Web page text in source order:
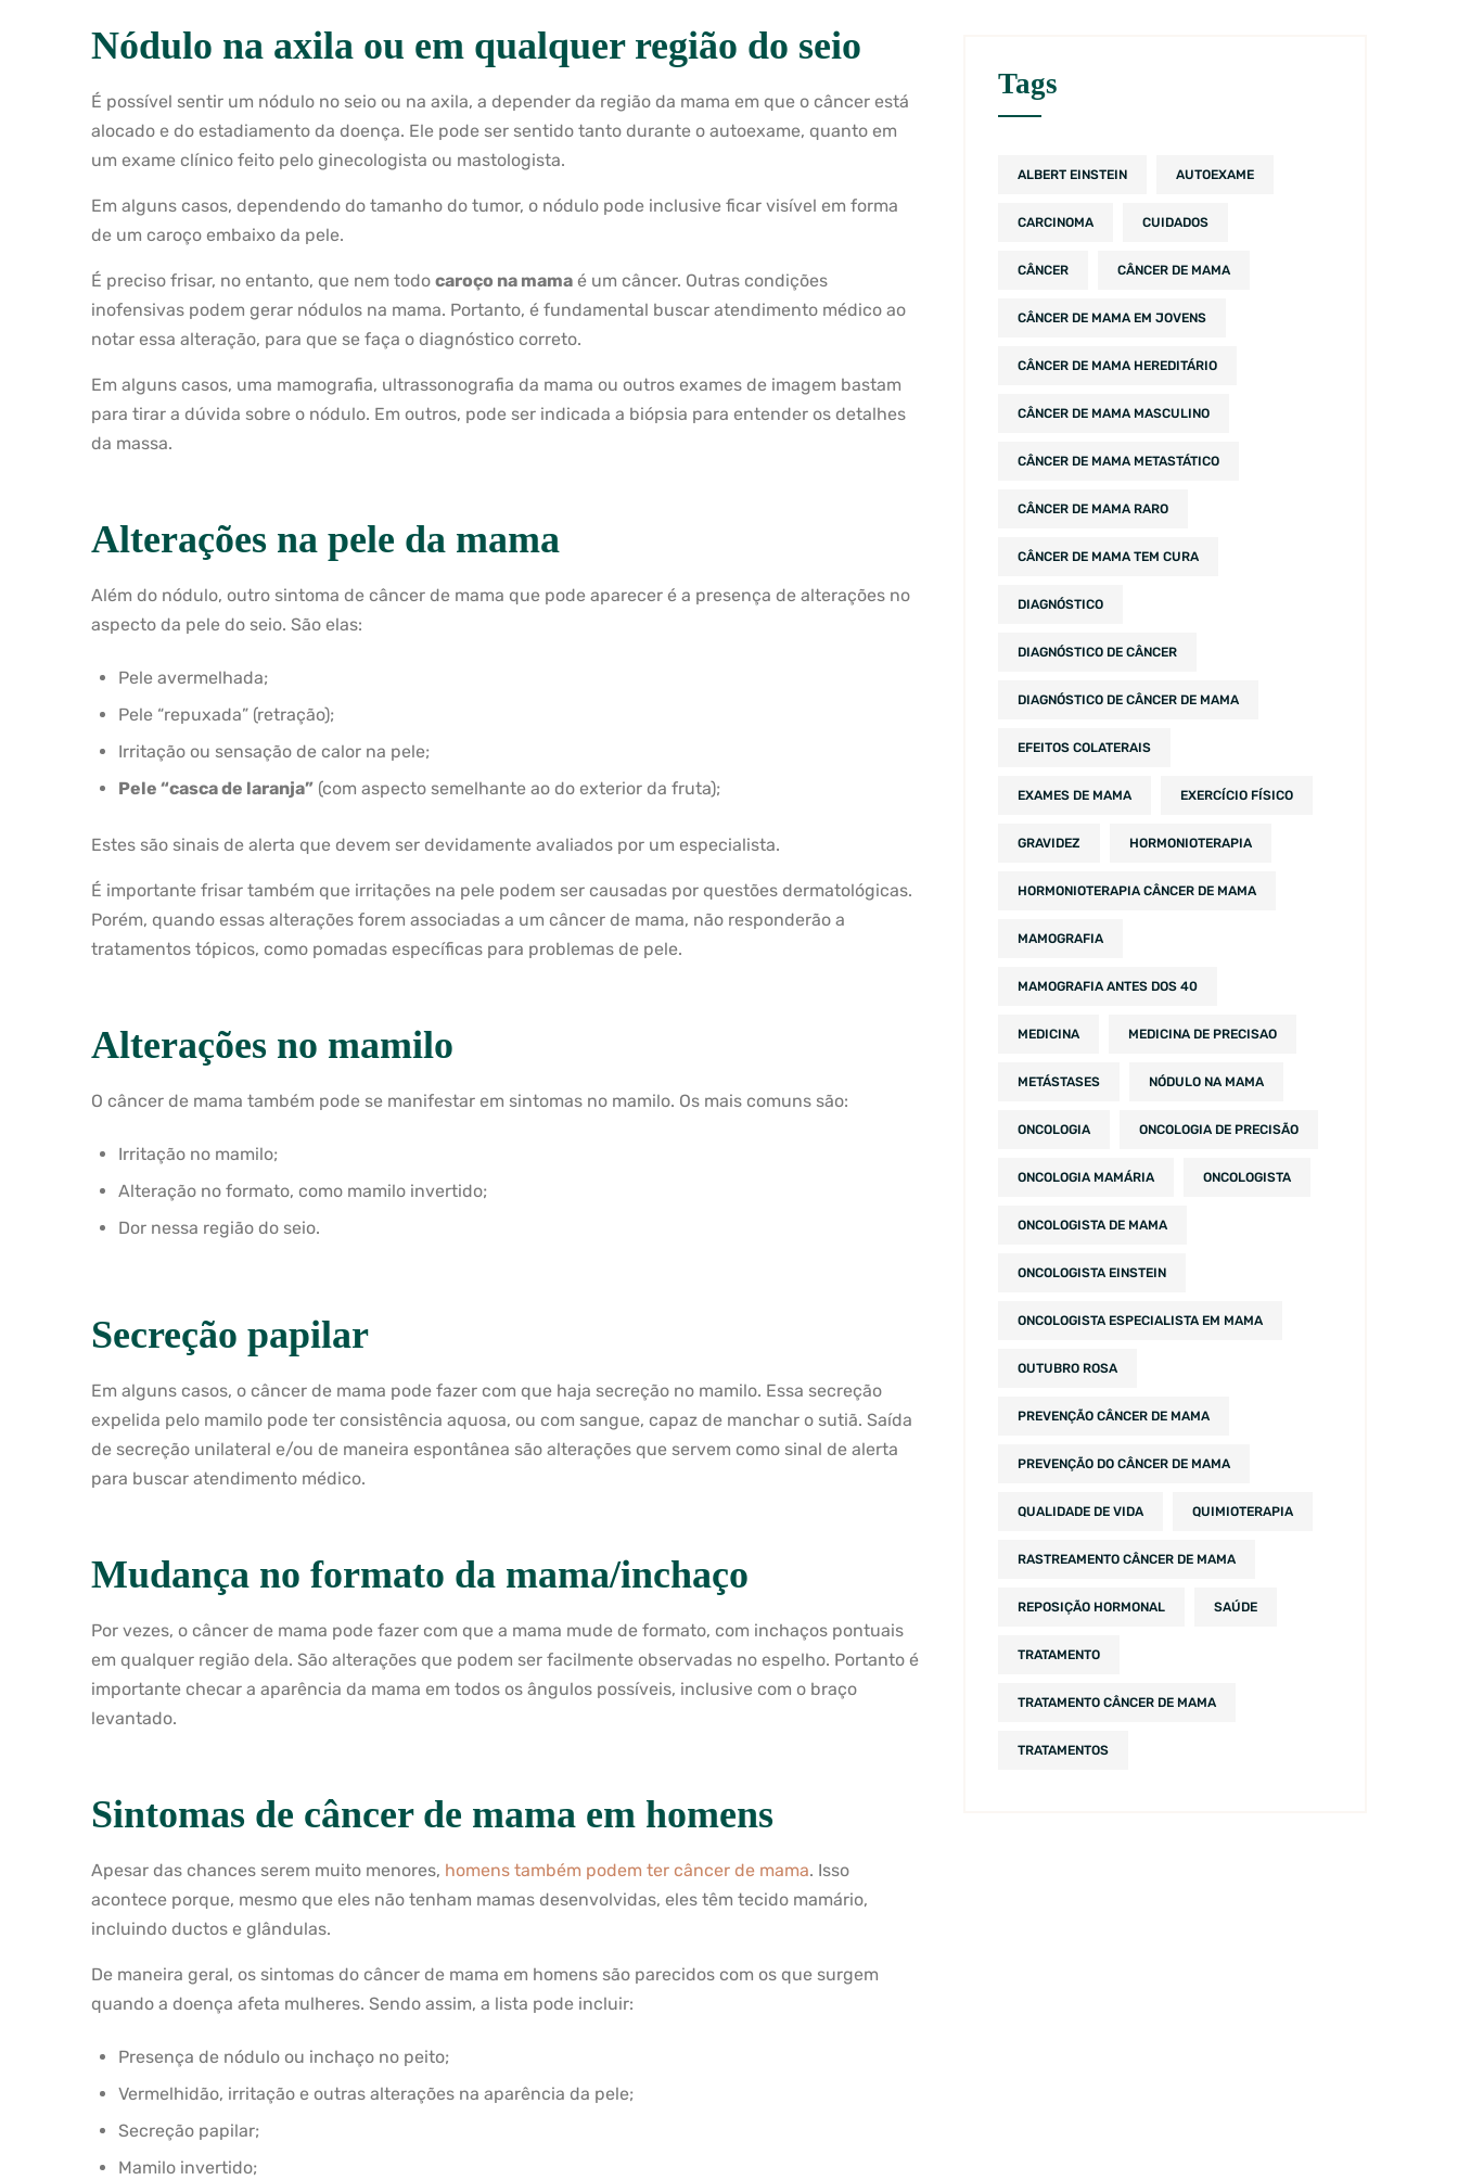
Nódulo na axila ou em qualquer região do seio
É possível sentir um nódulo no seio ou na axila, a depender da região da mama em que o câncer está
alocado e do estadiamento da doença. Ele pode ser sentido tanto durante o autoexame, quanto em
um exame clínico feito pelo ginecologista ou mastologista.
Em alguns casos, dependendo do tamanho do tumor, o nódulo pode inclusive ficar visível em forma
de um caroço embaixo da pele.
É preciso frisar, no entanto, que nem todo caroço na mama é um câncer. Outras condições
inofensivas podem gerar nódulos na mama. Portanto, é fundamental buscar atendimento médico ao
notar essa alteração, para que se faça o diagnóstico correto.
Em alguns casos, uma mamografia, ultrassonografia da mama ou outros exames de imagem bastam
para tirar a dúvida sobre o nódulo. Em outros, pode ser indicada a biópsia para entender os detalhes
da massa.
Alterações na pele da mama
Além do nódulo, outro sintoma de câncer de mama que pode aparecer é a presença de alterações no
aspecto da pele do seio. São elas:
Pele avermelhada;
Pele “repuxada” (retração);
Irritação ou sensação de calor na pele;
Pele “casca de laranja” (com aspecto semelhante ao do exterior da fruta);
Estes são sinais de alerta que devem ser devidamente avaliados por um especialista.
É importante frisar também que irritações na pele podem ser causadas por questões dermatológicas.
Porém, quando essas alterações forem associadas a um câncer de mama, não responderão a
tratamentos tópicos, como pomadas específicas para problemas de pele.
Alterações no mamilo
O câncer de mama também pode se manifestar em sintomas no mamilo. Os mais comuns são:
Irritação no mamilo;
Alteração no formato, como mamilo invertido;
Dor nessa região do seio.
Secreção papilar
Em alguns casos, o câncer de mama pode fazer com que haja secreção no mamilo. Essa secreção
expelida pelo mamilo pode ter consistência aquosa, ou com sangue, capaz de manchar o sutiã. Saída
de secreção unilateral e/ou de maneira espontânea são alterações que servem como sinal de alerta
para buscar atendimento médico.
Mudança no formato da mama/inchaço
Por vezes, o câncer de mama pode fazer com que a mama mude de formato, com inchaços pontuais
em qualquer região dela. São alterações que podem ser facilmente observadas no espelho. Portanto é
importante checar a aparência da mama em todos os ângulos possíveis, inclusive com o braço
levantado.
Sintomas de câncer de mama em homens
Apesar das chances serem muito menores, homens também podem ter câncer de mama. Isso
acontece porque, mesmo que eles não tenham mamas desenvolvidas, eles têm tecido mamário,
incluindo ductos e glândulas.
De maneira geral, os sintomas do câncer de mama em homens são parecidos com os que surgem
quando a doença afeta mulheres. Sendo assim, a lista pode incluir:
Presença de nódulo ou inchaço no peito;
Vermelhidão, irritação e outras alterações na aparência da pele;
Secreção papilar;
Mamilo invertido;
Tags
ALBERT EINSTEIN AUTOEXAME
CARCINOMA CUIDADOS
CÂNCER CÂNCER DE MAMA
CÂNCER DE MAMA EM JOVENS
CÂNCER DE MAMA HEREDITÁRIO
CÂNCER DE MAMA MASCULINO
CÂNCER DE MAMA METASTÁTICO
CÂNCER DE MAMA RARO
CÂNCER DE MAMA TEM CURA
DIAGNÓSTICO
DIAGNÓSTICO DE CÂNCER
DIAGNÓSTICO DE CÂNCER DE MAMA
EFEITOS COLATERAIS
EXAMES DE MAMA EXERCÍCIO FÍSICO
GRAVIDEZ HORMONIOTERAPIA
HORMONIOTERAPIA CÂNCER DE MAMA
MAMOGRAFIA
MAMOGRAFIA ANTES DOS 40
MEDICINA MEDICINA DE PRECISAO
METÁSTASES NÓDULO NA MAMA
ONCOLOGIA ONCOLOGIA DE PRECISÃO
ONCOLOGIA MAMÁRIA ONCOLOGISTA
ONCOLOGISTA DE MAMA
ONCOLOGISTA EINSTEIN
ONCOLOGISTA ESPECIALISTA EM MAMA
OUTUBRO ROSA
PREVENÇÃO CÂNCER DE MAMA
PREVENÇÃO DO CÂNCER DE MAMA
QUALIDADE DE VIDA QUIMIOTERAPIA
RASTREAMENTO CÂNCER DE MAMA
REPOSIÇÃO HORMONAL SAÚDE
TRATAMENTO
TRATAMENTO CÂNCER DE MAMA
TRATAMENTOS